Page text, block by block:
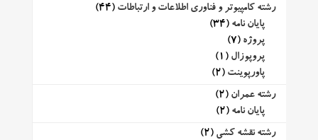
رشته کامپیوتر و فناوری اطلاعات و ارتباطات (44)
پایان نامه (34)
پروژه (7)
پروپوزال (1)
پاورپوینت (2)
رشته عمران (2)
پایان نامه (2)
رشته نقشه کشی (2)